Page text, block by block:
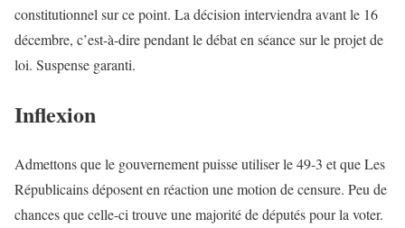
constitutionnel sur ce point. La décision interviendra avant le 16
décembre, c’est-à-dire pendant le débat en séance sur le projet de
loi. Suspense garanti.
Inflexion
Admettons que le gouvernement puisse utiliser le 49-3 et que Les
Républicains déposent en réaction une motion de censure. Peu de
chances que celle-ci trouve une majorité de députés pour la voter.